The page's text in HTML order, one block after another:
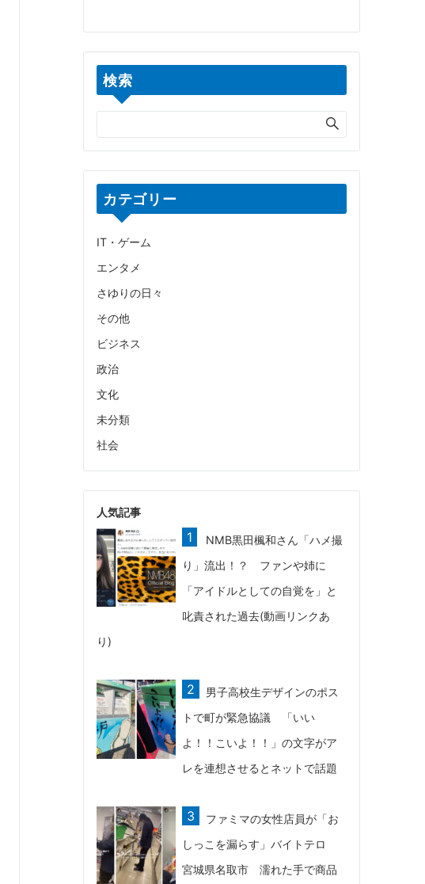
検索
カテゴリー
IT・ゲーム
エンタメ
さゆりの日々
その他
ビジネス
政治
文化
未分類
社会
人気記事
NMB黒田楓和さん「ハメ撮
り」流出！？ ファンや姉に
「アイドルとしての自覚を」と
叱責された過去(動画リンクあ
り)
男子高校生デザインのポス
トで町が緊急協議 「いい
よ！！こいよ！！」の文字がア
レを連想させるとネットで話題
ファミマの女性店員が「お
しっこを漏らす」バイトテロ
宮城県名取市 濡れた手で商品